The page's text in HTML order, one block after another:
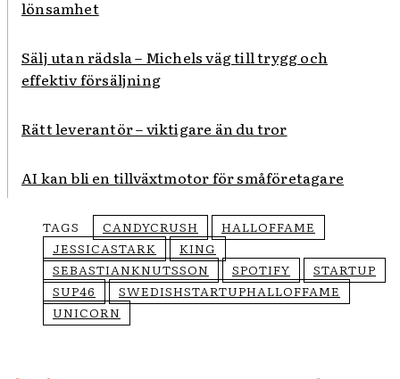
lönsamhet
Sälj utan rädsla – Michels väg till trygg och
effektiv försäljning
Rätt leverantör – viktigare än du tror
AI kan bli en tillväxtmotor för småföretagare
TAGS CANDYCRUSH
HALLOFFAME
JESSICASTARK
KING
SEBASTIANKNUTSSON
SPOTIFY
STARTUP
SUP46
SWEDISHSTARTUPHALLOFFAME
UNICORN